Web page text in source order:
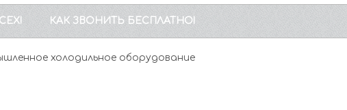
КАК ЗВОНИТЬ БЕСПЛАТНО!
холодильное оборудование